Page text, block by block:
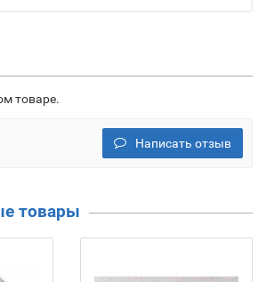
товаре.
Написать отзыв
товары